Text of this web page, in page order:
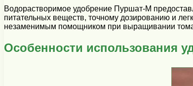
Водорастворимое удобрение Пуршат-М
питательных веществ, точному дозированию и
незаменимым помощником при выращивании
Особенности использования